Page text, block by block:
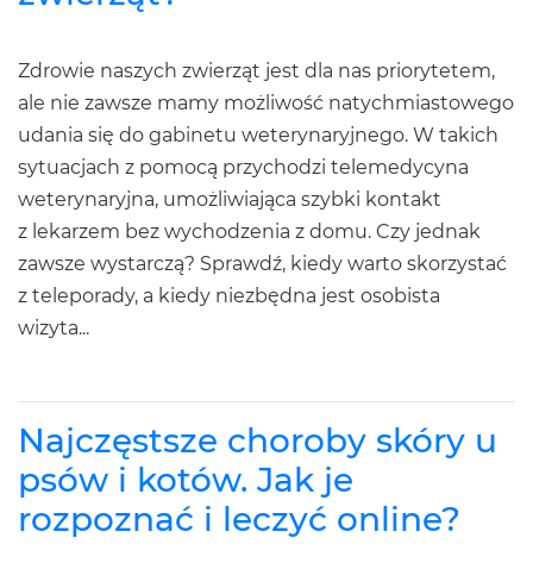
Zdrowie naszych zwierząt jest dla nas priorytetem,
ale nie zawsze mamy możliwość natychmiastowego
udania się do gabinetu weterynaryjnego. W takich
sytuacjach z pomocą przychodzi telemedycyna
weterynaryjna, umożliwiająca szybki kontakt
z lekarzem bez wychodzenia z domu. Czy jednak
zawsze wystarczą? Sprawdź, kiedy warto skorzystać
z teleporady, a kiedy niezbędna jest osobista
wizyta...
Najczęstsze choroby skóry u
psów i kotów. Jak je
rozpoznać i leczyć online?